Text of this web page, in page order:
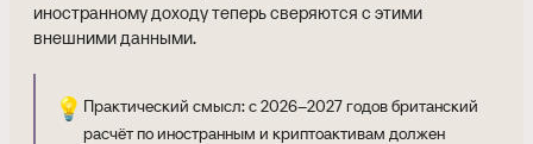
иностранному доходу теперь сверяются с этими
внешними данными.
💡 Практический смысл: с 2026–2027 годов британский
расчёт по иностранным и криптоактивам должен